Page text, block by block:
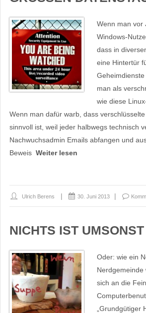
Wenn man vor
Windows-
dass in
eine Hintertür
man als
wie diese
Wenn man dafür warb, dass
sinnvoll ist, weil jeder halbwegs technisch
Nachwuchsadmin Emails abfangen und
Beweis Weiter lesen
Ulrich Berens 30. Juni 2013
NICHTS IST UMSONST
Oder: wie ein
Nerdgemeinde
sich an die
„Grundgütiger